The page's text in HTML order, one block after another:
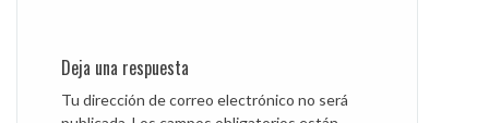
Deja una respuesta
Tu dirección de correo electrónico no será